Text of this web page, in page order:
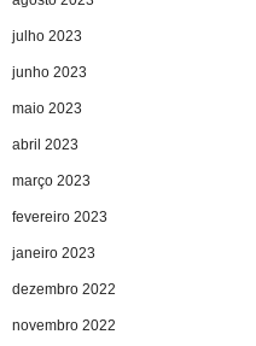
julho 2023
junho 2023
maio 2023
abril 2023
março 2023
fevereiro 2023
janeiro 2023
dezembro 2022
novembro 2022